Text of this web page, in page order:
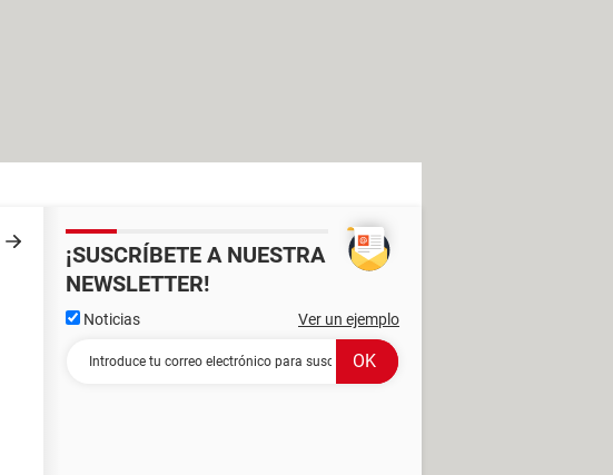
¡SUSCRÍBETE A NUESTRA
NEWSLETTER!
Noticias Ver un ejemplo